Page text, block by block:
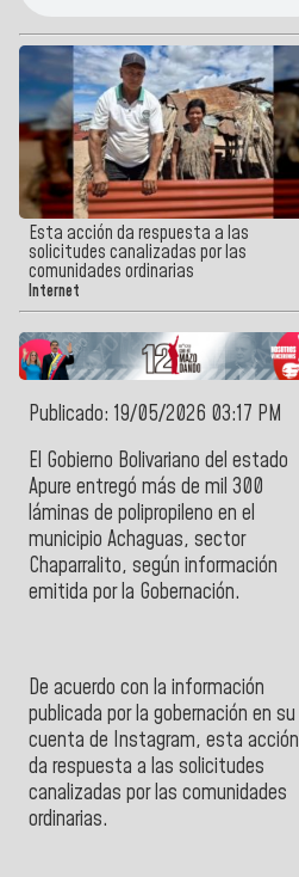
Esta acción da respuesta a las
solicitudes canalizadas por las
comunidades ordinarias
Internet
Publicado: 19/05/2026 03:17 PM
El Gobierno Bolivariano del estado
Apure entregó más de mil 300
láminas de polipropileno en el
municipio Achaguas, sector
Chaparralito, según información
emitida por la Gobernación.
De acuerdo con la información
publicada por la gobernación en su
cuenta de Instagram, esta acción
da respuesta a las solicitudes
canalizadas por las comunidades
ordinarias.